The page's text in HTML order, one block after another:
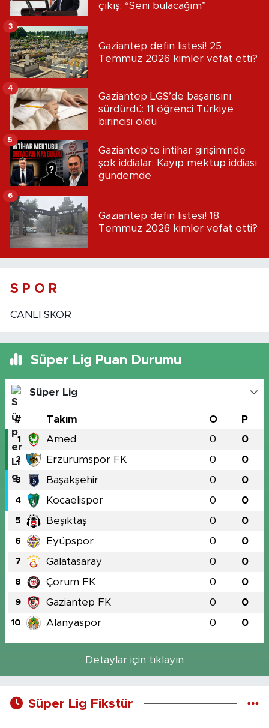
çıkış: “Seni bulacağım”
Gaziantep defin listesi! 25
Temmuz 2026 kimler vefat etti?
3
Gaziantep LGS’de başarısını
sürdürdü: 11 öğrenci Türkiye
birincisi oldu
4
Gaziantep'te intihar girişiminde
şok iddialar: Kayıp mektup iddiası
gündemde
5
Gaziantep defin listesi! 18
Temmuz 2026 kimler vefat etti?
6
S P O R
CANLI SKOR
Süper Lig Puan Durumu
Süper Lig
# Takım O P
1 Amed 0 0
2 Erzurumspor FK 0 0
3 Başakşehir 0 0
4 Kocaelispor 0 0
5 Beşiktaş 0 0
6 Eyüpspor 0 0
7 Galatasaray 0 0
8 Çorum FK 0 0
9 Gaziantep FK 0 0
10 Alanyaspor 0 0
Detaylar için tıklayın
Süper Lig Fikstür